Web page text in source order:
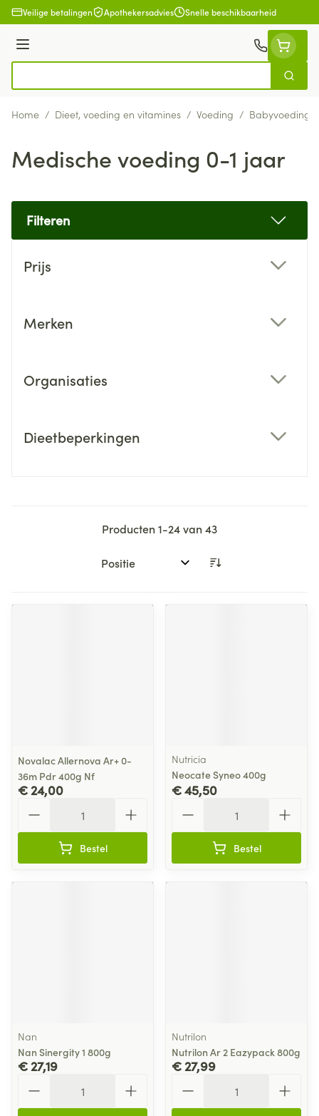
Ga naar de inhoud
Veilige betalingen Apothekersadvies Snelle beschikbaarheid
Menu
Zoek
Home / Dieet, voeding en vitamines / Voeding / Babyvoeding
Medische voeding 0-1 jaar
Filteren
Prijs
Merken
Organisaties
Dieetbeperkingen
Producten1-24van43
Sorteer op:
Novalac Allernova Ar+ 0-
36m Pdr 400g Nf
€ 24,00
Bestel
Nutricia
Neocate Syneo 400g
€ 45,50
Bestel
Nan
Nan Sinergity 1 800g
€ 27,19
Nutrilon
Nutrilon Ar 2 Eazypack 800g
€ 27,99